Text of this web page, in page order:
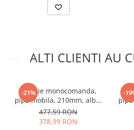
ALTI CLIENTI AU
-21%
Baterie monocomanda,
pipa mobila, 210mm, alba,
Ecostone GF-2246
477,59 RON
378,99 RON
-